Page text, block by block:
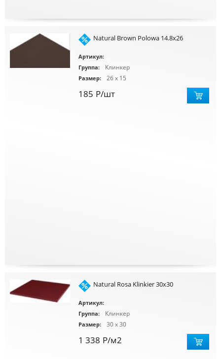
Natural Brown Polowa 14.8x26
Артикул:
Группа:
Клинкер
Размер: 26 x 15
185 Р/шт
Natural Rosa Klinkier 30x30
Артикул:
Группа:
Клинкер
Размер: 30 x 30
1 338 Р/м2